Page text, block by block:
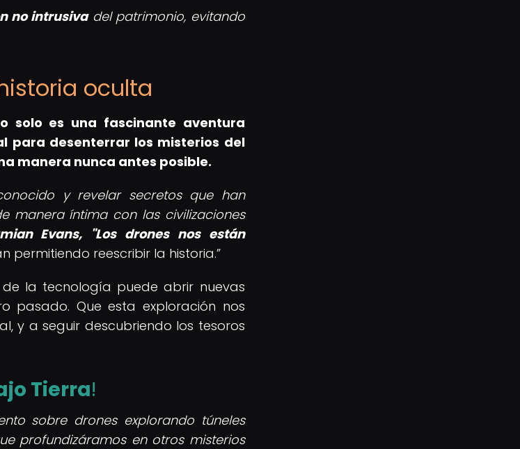
no intrusivadel patrimonio, evitando
oculta
solo es una fascinante aventura
para desenterrar los misterios del
manera nunca antes posible.
y revelar secretos que han
manera íntima con las civilizaciones
Evans, "Los drones nos están
permitiendo reescribir la historia.
la tecnología puede abrir nuevas
pasado. Que esta exploración nos
y a seguir descubriendo los tesoros
Tierra!
sobre drones explorando túneles
profundizáramos en otros misterios